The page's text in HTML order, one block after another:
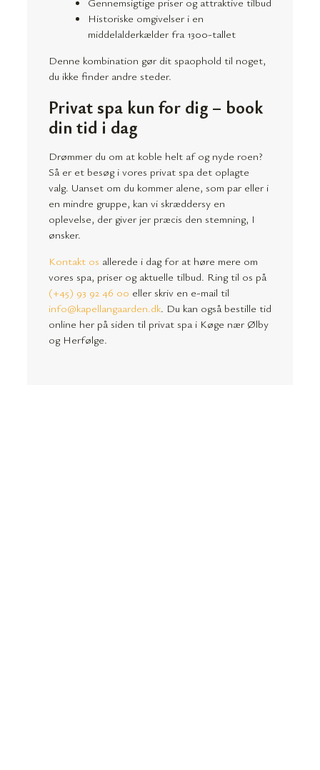
Historiske omgivelser i en
middelalderkælder fra 1300-tallet
Denne kombination gør dit spaophold til noget,
du ikke finder andre steder.
Privat spa kun for dig – book
din tid i dag
Drømmer du om at koble helt af og nyde roen?
Så er et besøg i vores privat spa det oplagte
valg. Uanset om du kommer alene, som par eller i
en mindre gruppe, kan vi skræddersy en
oplevelse, der giver jer præcis den stemning, I
ønsker.
Kontakt os allerede i dag for at høre mere om
vores spa, priser og aktuelle tilbud. Ring til os på
(+45) 93 92 46 00 eller skriv en e-mail til
info@kapellangaarden.dk. Du kan også bestille tid
online her på siden til privat spa i Køge nær Ølby
og Herfølge.